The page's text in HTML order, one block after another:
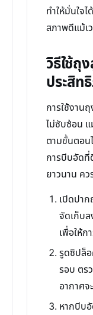
ทำให้มั่นใจ
สภาพดีแม้เ
วิธีใช้ถุ
ประสิท
การใช้งาน
ไม่ซับซ้อน
ตามขั้นตอน
การบีบอัดที่
ยาวนาน ค
เปิดปา
จัดเก็บล
เพื่อให้
รูดซิปล็
รอบ ตร
อากาศจ
หากบีบ